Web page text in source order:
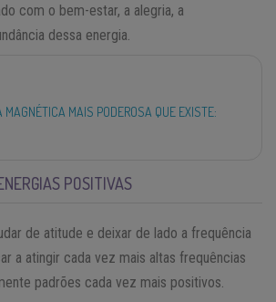
com o bem-estar, a alegria, a
dessa energia.
MAGNÉTICA MAIS PODEROSA QUE EXISTE:
POSITIVAS
de atitude e deixar de lado a frequência
a atingir cada vez mais altas frequências
padrões cada vez mais positivos.